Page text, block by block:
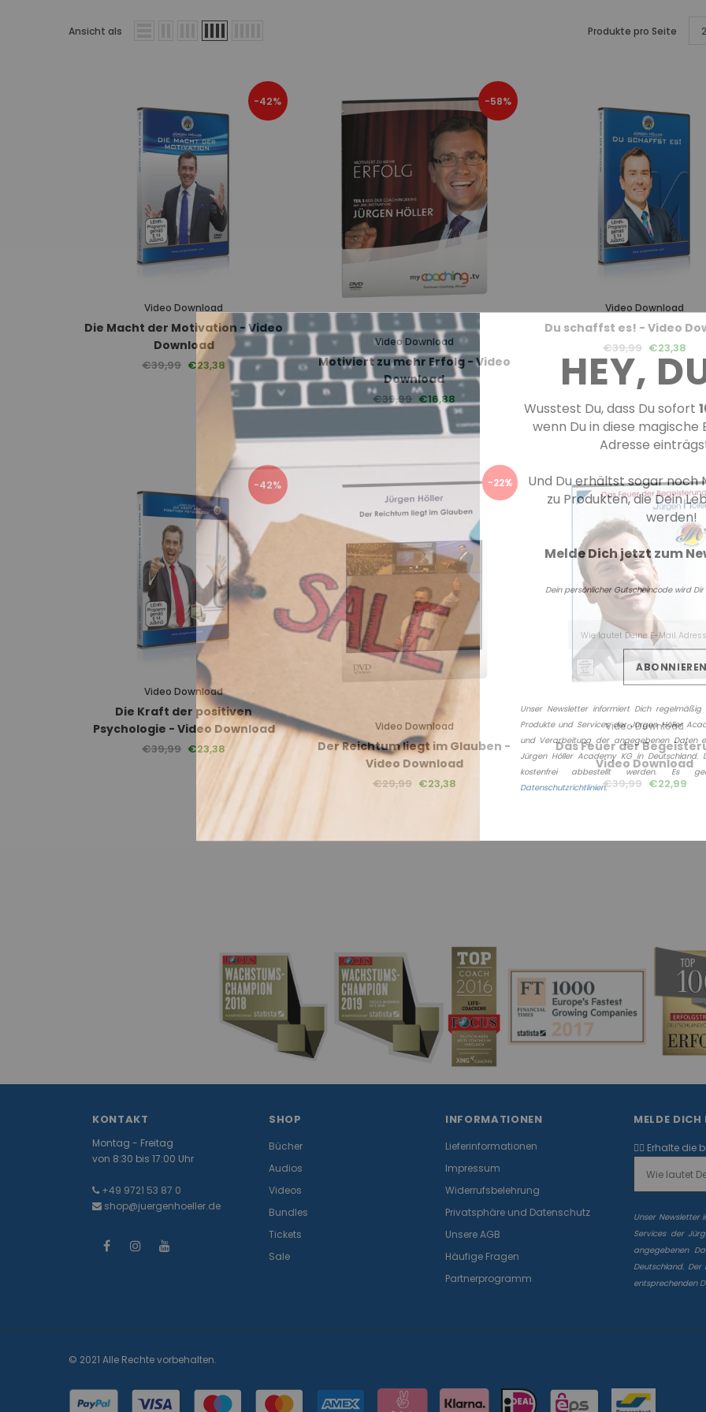
Ansicht als Produkte pro Seite
-42%
Video Download
Die Macht der Motivation - Video
Download
€39,99 €23,38
-58%
Video Download
Motiviert zu mehr Erfolg - Video
Download
€39,99 €16,88
Video Download
Du schaffst es! - Video
€39,99 €23,38
-42%
Video Download
Die Kraft der positiven
Psychologie - Video Download
€39,99 €23,38
-22%
Video Download
Der Reichtum liegt im Glauben -
Video Download
€29,99 €23,38
Video Download
Das Feuer der
Video Download
€39,99 €22,99
KONTAKT
Montag - Freitag
von 8:30 bis 17:00 Uhr
+49 9721 53 87 0
shop@juergenhoeller.de
SHOP
Bücher
Audios
Videos
Bundles
Tickets
Sale
INFORMATIONEN
Lieferinformationen
Impressum
Widerrufsbelehrung
Privatsphäre und Datenschutz
Unsere AGB
Häufige Fragen
Partnerprogramm
MELDE DICH
✌🏻 Erhalte die
Unser Newsletter
Services der
angegebenen
Deutschland.
entsprechenden
© 2021 Alle Rechte vorbehalten.
HEY,
Wusstest Du, dass Du sofort
wenn Du in diese magische
Adresse
Und Du erhältst sogar noch
zu Produkten, die Dein
werden!
Melde Dich jetzt zum
Dein persönlicher Gutscheincode wird
Unser Newsletter informiert Dich
Produkte und Services der Jürgen Höller
und Verarbeitung der angegebenen Daten
Jürgen Höller Academy KG in Deutschland.
kostenfrei abbestellt werden. Es
Datenschutzrichtlinien.